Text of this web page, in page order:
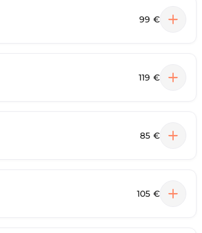
99 €
119 €
85 €
105 €